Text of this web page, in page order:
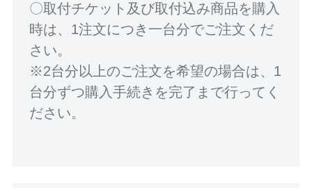
〇取付チケット及び取付込み商品を購入
時は、1注文につき一台分でご注文くだ
さい。
※2台分以上のご注文を希望の場合は、1
台分ずつ購入手続きを完了まで行ってく
ださい。